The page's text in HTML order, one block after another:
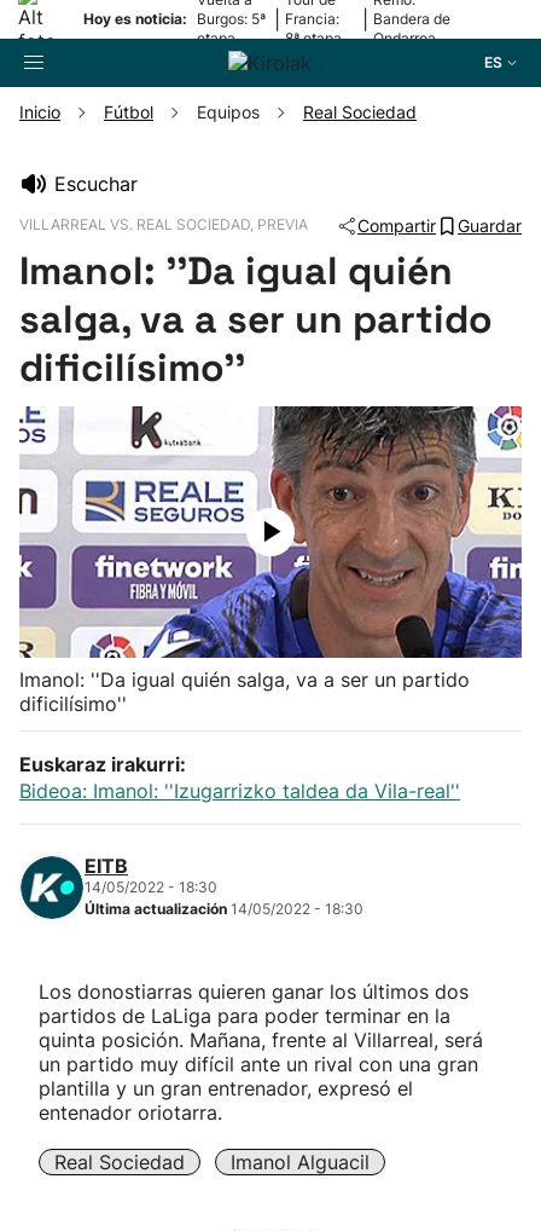
Hoy es noticia:
Burgos: 5ª
etapa
Francia:
8ª etapa
Bandera de
Ondarroa
ES
Pelota
Remo
Baloncesto
Ciclismo
Herri-kirolak
Balonmano
Kirolak 360
Atletismo
Más deportes
Inicio Fútbol Equipos Real Sociedad
Escuchar
VILLARREAL VS. REAL SOCIEDAD, PREVIA Compartir Guardar
Imanol: ''Da igual quién
salga, va a ser un partido
dificilísimo''
Imanol: ''Da igual quién salga, va a ser un partido
dificilísimo''
Euskaraz irakurri:
Bideoa: Imanol: ''Izugarrizko taldea da Vila-real''
EITB
14/05/2022 - 18:30
Última actualización 14/05/2022 - 18:30
Los donostiarras quieren ganar los últimos dos
partidos de LaLiga para poder terminar en la
quinta posición. Mañana, frente al Villarreal, será
un partido muy difícil ante un rival con una gran
plantilla y un gran entrenador, expresó el
entenador oriotarra.
Real Sociedad Imanol Alguacil